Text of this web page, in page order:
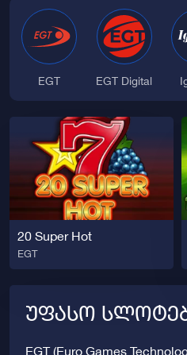
EGT EGT Digital
20 Super Hot
EGT
ᲣᲤᲐᲡᲝ
EGT (Euro Games